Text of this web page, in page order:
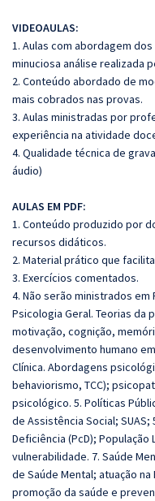
VIDEOAULAS:
1. Aulas com abordagem
minuciosa análise realizada
2. Conteúdo abordado de
mais cobrados nas provas.
3. Aulas ministradas por
experiência na atividade
4. Qualidade técnica de
áudio)
AULAS EM PDF:
1. Conteúdo produzido por
recursos didáticos.
2. Material prático que
3. Exercícios comentados.
4. Não serão ministrados em
Psicologia Geral. Teorias da
motivação, cognição,
desenvolvimento humano
Clínica. Abordagens
behaviorismo, TCC);
psicológico. 5. Políticas
de Assistência Social;
Deficiência (PcD); População
vulnerabilidade. 7. Saúde
de Saúde Mental; atuação
promoção da saúde e